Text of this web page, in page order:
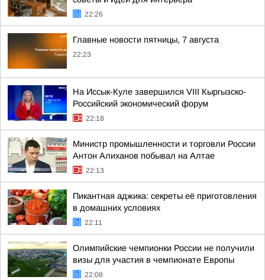
22:26
Главные новости пятницы, 7 августа
22:23
На Иссык-Куле завершился VIII Кыргызско-
Российский экономический форум
22:18
Министр промышленности и торговли России
Антон Алиханов побывал на Алтае
22:13
Пикантная аджика: секреты её приготовления
в домашних условиях
22:11
Олимпийские чемпионки России не получили
визы для участия в чемпионате Европы
22:08